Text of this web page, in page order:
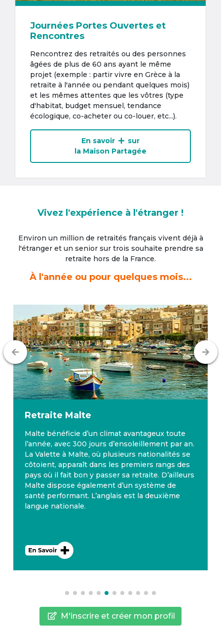
Journées Portes Ouvertes et
Rencontres
Rencontrez des retraités ou des personnes
âgées de plus de 60 ans ayant le même
projet (exemple : partir vivre en Grèce à la
retraite à l'année ou pendant quelques mois)
et les mêmes attentes que les vôtres (type
d'habitat, budget mensuel, tendance
écologique, co-acheter ou co-louer, etc...).
En savoir
sur
la Maison Partagée
Vivez l'expérience à l'étranger !
Environ un million de retraités français vivent déjà à
l'étrangeret un senior sur trois souhaite prendre sa
retraite hors de la France.
À l'année ou pour quelques mois...
Retraite Malte
Malte bénéficie d’un climat avantageux toute
l’année, avec 300 jours d’ensoleillement par an.
La Valette à Malte, où plusieurs nationalités se
côtoient, apparaît dans les premiers rangs des
pays où il fait bon y passer sa retraite. D’ailleurs
Malte dispose également d’un système de
santé performant. L’anglais est la deuxième
langue nationale.
M'inscrire et créer mon profil